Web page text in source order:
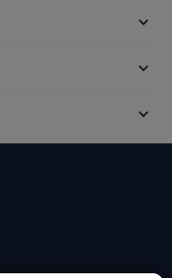
expand_more
expand_more
expand_more